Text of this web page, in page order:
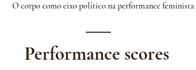
O corpo como eixo político na performance feminista
Performance scores